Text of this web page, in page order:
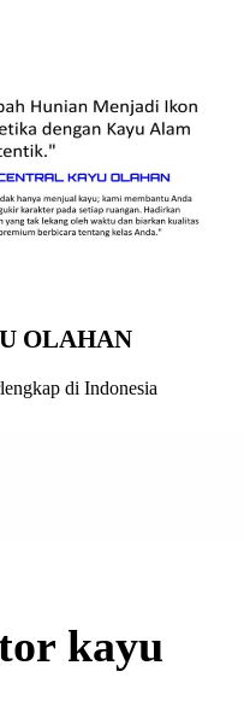
OLAHAN
di Indonesia
kayu